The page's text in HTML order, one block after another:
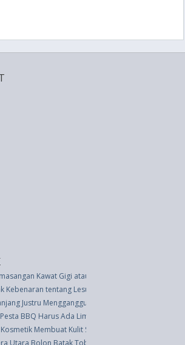
Kawat Gigi atau Behel
Kebenaran tentang Lesung Pipi
Justru Mengganggu Kesehatan Mata
BBQ Harus Ada Lima Makanan Ini
Membuat Kulit Segar dan Cantik
Utara Bolon Batak Toba